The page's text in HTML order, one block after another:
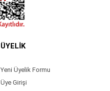
ÜYELİK
Yeni Üyelik Formu
Üye Girişi